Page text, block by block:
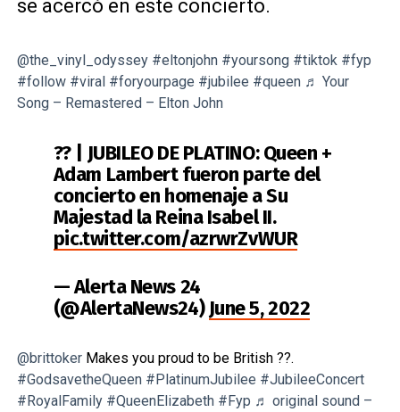
se acercó en este concierto.
@the_vinyl_odyssey #eltonjohn #yoursong #tiktok #fyp
#follow #viral #foryourpage #jubilee #queen ♬ Your
Song – Remastered – Elton John
?? | JUBILEO DE PLATINO: Queen +
Adam Lambert fueron parte del
concierto en homenaje a Su
Majestad la Reina Isabel II.
pic.twitter.com/azrwrZvWUR
— Alerta News 24
(@AlertaNews24)June 5, 2022
@brittokerMakes you proud to be British ??.
#GodsavetheQueen #PlatinumJubilee #JubileeConcert
#RoyalFamily #QueenElizabeth #Fyp ♬ original sound –